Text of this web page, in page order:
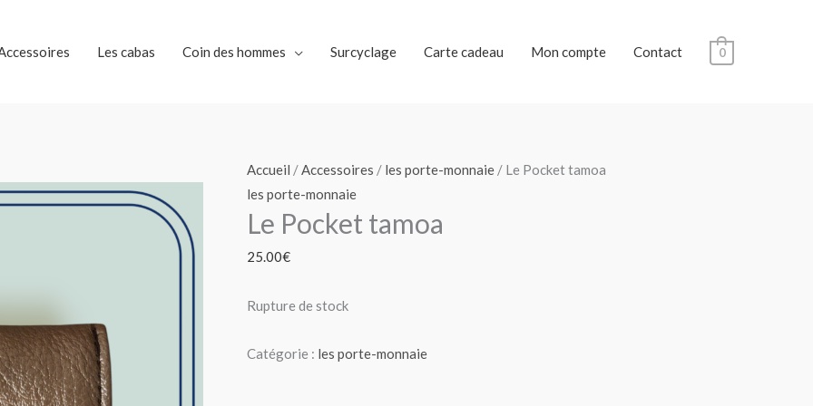
Les cabas Coin des hommes Surcyclage Carte cadeau Mon compte Contact 0
Accueil /Accessoires / les porte-monnaie / Le Pocket tamoa
les porte-monnaie
Le Pocket tamoa
25.00€
Rupture de stock
Catégorie : les porte-monnaie